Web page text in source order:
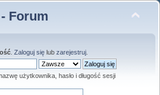
Forum
. Zaloguj sięlub zarejestruj.
użytkownika, hasło i długość sesji